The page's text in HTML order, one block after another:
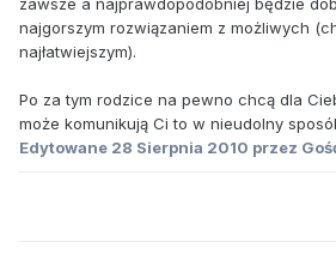
zawsze a najprawdopodobniej będzie
najgorszym rozwiązaniem z możliwych
najłatwiejszym).
Po za tym rodzice na pewno chcą dla
może komunikują Ci to w nieudolny
Edytowane 28 Sierpnia 2010 przez